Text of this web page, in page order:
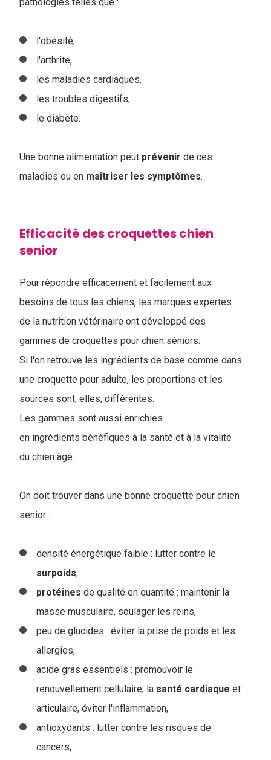
l'obésité,
l'arthrite,
les maladies cardiaques,
les troubles digestifs,
le diabète.
Une bonne alimentation peut prévenir de ces
maladies ou en maîtriser les symptômes.
Efficacité des croquettes chien
senior
Pour répondre efficacement et facilement aux
besoins de tous les chiens, les marques expertes
de la nutrition vétérinaire ont développé des
gammes de croquettes pour chien séniors.
Si l'on retrouve les ingrédients de base comme dans
une croquette pour adulte, les proportions et les
sources sont, elles, différentes.
Les gammes sont aussi enrichies
en ingrédients bénéfiques à la santé et à la vitalité
du chien âgé.
On doit trouver dans une bonne croquette pour chien
senior :
densité énergétique faible : lutter contre le
surpoids,
protéines de qualité en quantité : maintenir la
masse musculaire, soulager les reins,
peu de glucides : éviter la prise de poids et les
allergies,
acide gras essentiels : promouvoir le
renouvellement cellulaire, la santé cardiaque et
articulaire, éviter l'inflammation,
antioxydants : lutter contre les risques de
cancers,